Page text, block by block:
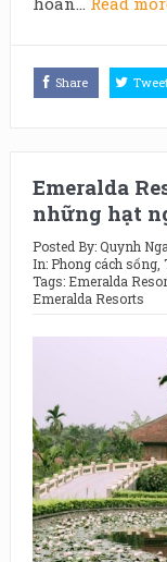
Share
Emeralda
những hạt
Posted By:Quynh Nga
In: Phong cách sống,
Tags: Emeralda
Emeralda Resorts